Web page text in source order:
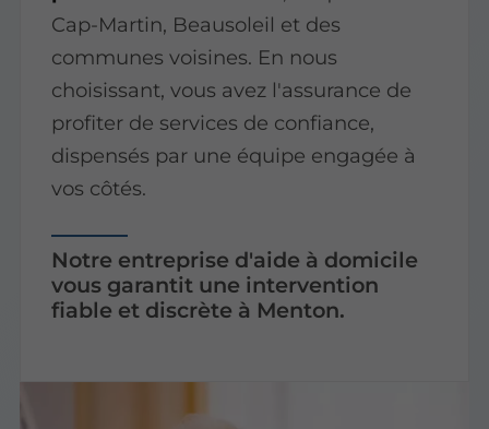
Cap-Martin, Beausoleil et des
communes voisines. En nous
choisissant, vous avez l'assurance de
profiter de services de confiance,
dispensés par une équipe engagée à
vos côtés.
Notre entreprise d'aide à domicile
vous garantit une intervention
fiable et discrète à Menton.